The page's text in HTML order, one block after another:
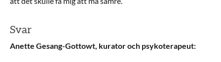
Svar
Anette Gesang-Gottowt, kurator och psykoterapeut: